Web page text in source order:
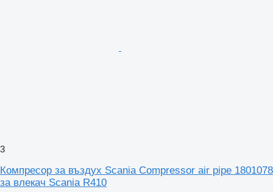
3
Компресор за въздух Scania Compressor air pipe 1801078
за влекач Scania R410